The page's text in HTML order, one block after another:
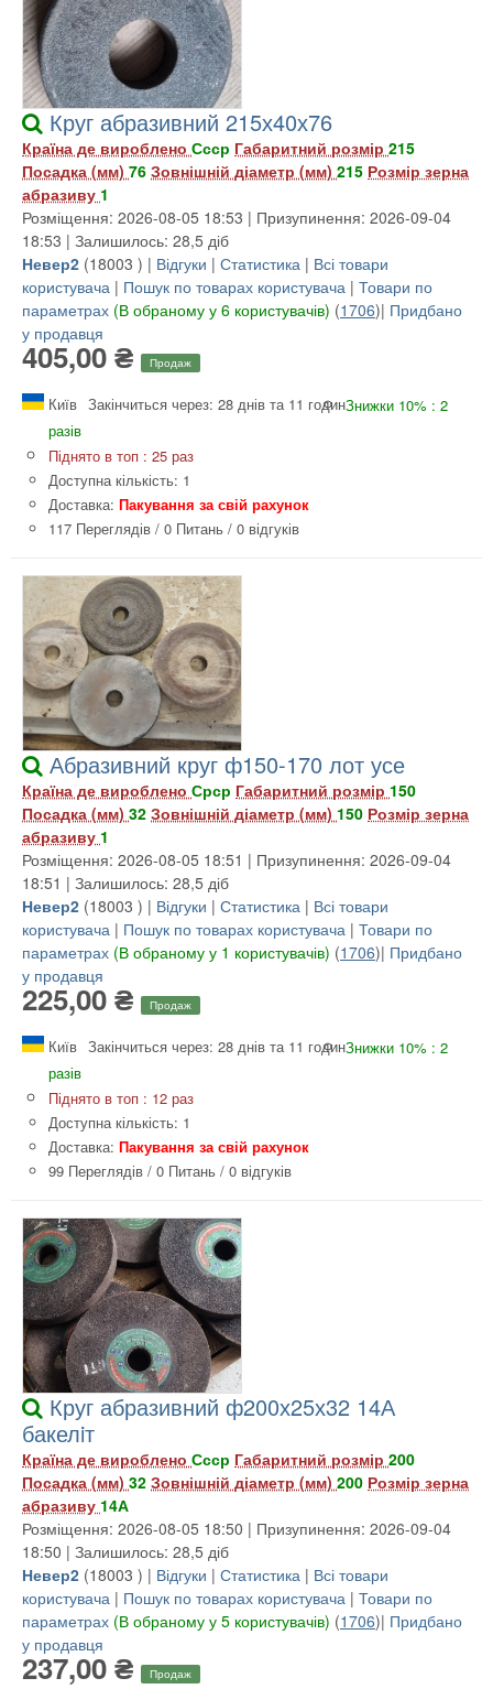
Круг абразивний 215х40х76
Країна де вироблено Ссср Габаритний розмір 215
Посадка (мм) 76 Зовнішній діаметр (мм) 215 Розмір зерна
абразиву 1
Розміщення: 2026-08-05 18:53 | Призупинення: 2026-09-04
18:53 | Залишилось: 28,5 діб
Невер2 (18003 ) | Відгуки | Статистика | Всі товари
користувача | Пошук по товарах користувача | Товари по
параметрах (В обраному у 6 користувачів) (1706)| Придбано
у продавця
405,00 ₴ Продаж
Київ Закінчиться через: 28 днів та 11 годинЗнижки 10% : 2
разів
Піднято в топ : 25 раз
Доступна кількість: 1
Доставка: Пакування за свій рахунок
117 Переглядів / 0 Питань / 0 відгуків
Абразивний круг ф150-170 лот усе
Країна де вироблено Срср Габаритний розмір 150
Посадка (мм) 32 Зовнішній діаметр (мм) 150 Розмір зерна
абразиву 1
Розміщення: 2026-08-05 18:51 | Призупинення: 2026-09-04
18:51 | Залишилось: 28,5 діб
Невер2 (18003 ) | Відгуки | Статистика | Всі товари
користувача | Пошук по товарах користувача | Товари по
параметрах (В обраному у 1 користувачів) (1706)| Придбано
у продавця
225,00 ₴ Продаж
Київ Закінчиться через: 28 днів та 11 годинЗнижки 10% : 2
разів
Піднято в топ : 12 раз
Доступна кількість: 1
Доставка: Пакування за свій рахунок
99 Переглядів / 0 Питань / 0 відгуків
Круг абразивний ф200х25х32 14А
бакелiт
Країна де вироблено Ссср Габаритний розмір 200
Посадка (мм) 32 Зовнішній діаметр (мм) 200 Розмір зерна
абразиву 14А
Розміщення: 2026-08-05 18:50 | Призупинення: 2026-09-04
18:50 | Залишилось: 28,5 діб
Невер2 (18003 ) | Відгуки | Статистика | Всі товари
користувача | Пошук по товарах користувача | Товари по
параметрах (В обраному у 5 користувачів) (1706)| Придбано
у продавця
237,00 ₴ Продаж